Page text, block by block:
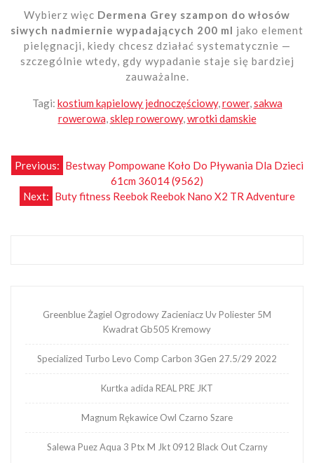
Wybierz więc Dermena Grey szampon do włosów
siwych nadmiernie wypadających 200 ml jako element
pielęgnacji, kiedy chcesz działać systematycznie —
szczególnie wtedy, gdy wypadanie staje się bardziej
zauważalne.
Tagi: kostium kąpielowy jednoczęściowy,rower,sakwa
rowerowa,sklep rowerowy,wrotki damskie
Nawigacja
wpisu
Previous: Bestway Pompowane Koło Do Pływania Dla Dzieci
61cm 36014 (9562)
Next: Buty fitness Reebok Reebok Nano X2 TR Adventure
Greenblue Żagiel Ogrodowy Zacieniacz Uv Poliester 5M
Kwadrat Gb505 Kremowy
Specialized Turbo Levo Comp Carbon 3Gen 27.5/29 2022
Kurtka adida REAL PRE JKT
Magnum Rękawice Owl Czarno Szare
Salewa Puez Aqua 3 Ptx M Jkt 0912 Black Out Czarny